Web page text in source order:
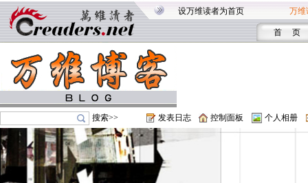
设万维读者为首页 万维
首 页
搜索>> 发表日志 控制面板 个人相册